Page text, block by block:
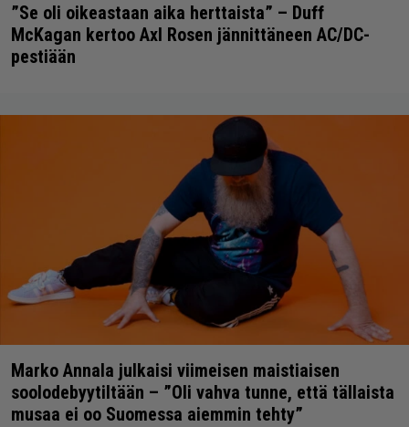
”Se oli oikeastaan aika herttaista” – Duff
McKagan kertoo Axl Rosen jännittäneen AC/DC-
pestiään
Marko Annala julkaisi viimeisen maistiaisen
soolodebyytiltään – ”Oli vahva tunne, että tällaista
musaa ei oo Suomessa aiemmin tehty”